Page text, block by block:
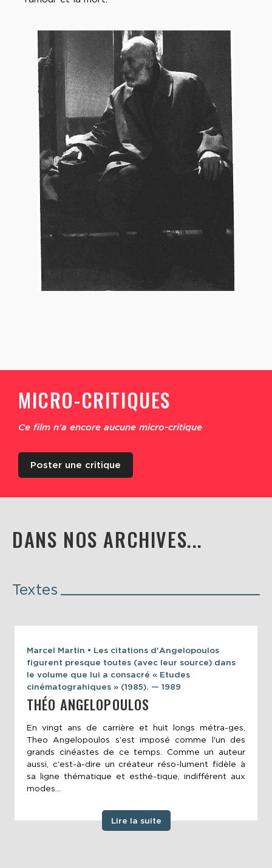
MICRO-CRITIQUES
Ce film n'a encore aucune micro-critique
Poster une critique
DANS NOS ARCHIVES...
Textes
Marcel Martin • Les citations d'Angelopoulos
figurent presque toutes (avec leur source) dans
le volume que lui a consacré « Etudes
cinématograhiques » (1985). — 1989
THÉO ANGELOPOULOS
En vingt ans de carrière et huit longs métra-ges,
Theo Angelopoulos s'est imposé comme l'un des
grands cinéastes de ce temps. Comme un auteur
aussi, c'est-à-dire un créateur réso-lument fidèle à
sa ligne thématique et esthé-tique, indifférent aux
modes...
Lire la suite